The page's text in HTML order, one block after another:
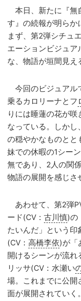
本日、新たに『無
す』の続報が明らか
まず、第2弾シチュ
エーションビジュア
な、物語が垣間見え
今回のビジュアル
乗るカロリーナとフ
りには睡蓮の花が
なっている。しか
の穏やかなものとと
妹での休暇の1シー
無であり、2人の関
物語の展開を感じさ
あわせて、第2弾
ード(CV： 古川慎)の
たいんだ」という印
(CV： 高橋李依)が「
開けるシーンが流れ
リッサ(CV：水瀬い
場。これまでに公開
面が展開されていく